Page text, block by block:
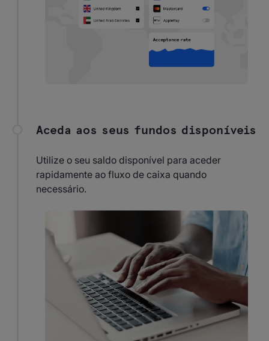
Aceda aos seus fundos disponíveis
Utilize o seu saldo disponível para aceder
rapidamente ao fluxo de caixa quando
necessário.